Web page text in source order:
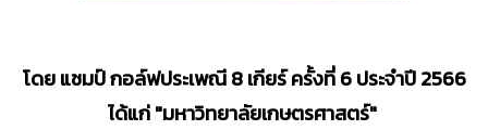
โดย แชมป์ กอล์ฟประเพณี8เกียร์ ครั้งที่6ประจำปี 2566
ได้แก่ "มหาวิทยาลัยเกษตรศาสตร์"